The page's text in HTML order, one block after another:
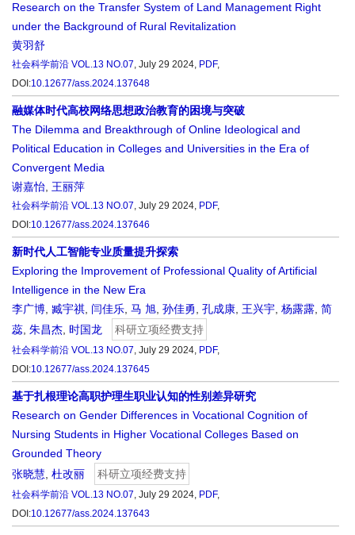
Research on the Transfer System of Land Management Right
under the Background of Rural Revitalization
黄羽舒
社会科学前沿 VOL.13 NO.07, July 29 2024, PDF,
DOI:10.12677/ass.2024.137648
融媒体时代高校网络思想政治教育的困境与突破
The Dilemma and Breakthrough of Online Ideological and
Political Education in Colleges and Universities in the Era of
Convergent Media
谢嘉怡 王丽萍
社会科学前沿 VOL.13 NO.07, July 29 2024, PDF,
DOI:10.12677/ass.2024.137646
新时代人工智能专业质量提升探索
Exploring the Improvement of Professional Quality of Artificial
Intelligence in the New Era
李广博 臧宇祺 闫佳乐 马 旭 孙佳勇 孔成康 王兴宇 杨露露 简
蕊 朱昌杰 时国龙 科研立项经费支持
社会科学前沿 VOL.13 NO.07, July 29 2024, PDF,
DOI:10.12677/ass.2024.137645
基于扎根理论高职护理生职业认知的性别差异研究
Research on Gender Differences in Vocational Cognition of
Nursing Students in Higher Vocational Colleges Based on
Grounded Theory
张晓慧 杜改丽 科研立项经费支持
社会科学前沿 VOL.13 NO.07, July 29 2024, PDF,
DOI:10.12677/ass.2024.137643